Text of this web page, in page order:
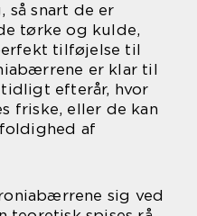
så snart de er
tørke og kulde,
tilføjelse til
er klar til
tidligt efterår, hvor
friske, eller de kan
af
sig ved